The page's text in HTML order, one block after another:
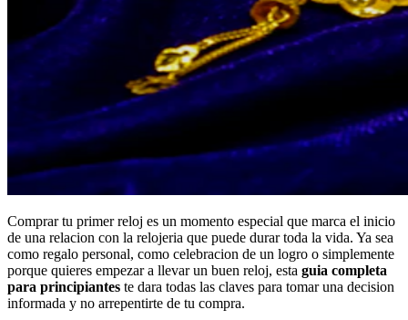
Comprar tu primer reloj es un momento especial que marca el inicio
de una relacion con la relojeria que puede durar toda la vida. Ya sea
como regalo personal, como celebracion de un logro o simplemente
porque quieres empezar a llevar un buen reloj, esta guia completa
para principiantes te dara todas las claves para tomar una decision
informada y no arrepentirte de tu compra.